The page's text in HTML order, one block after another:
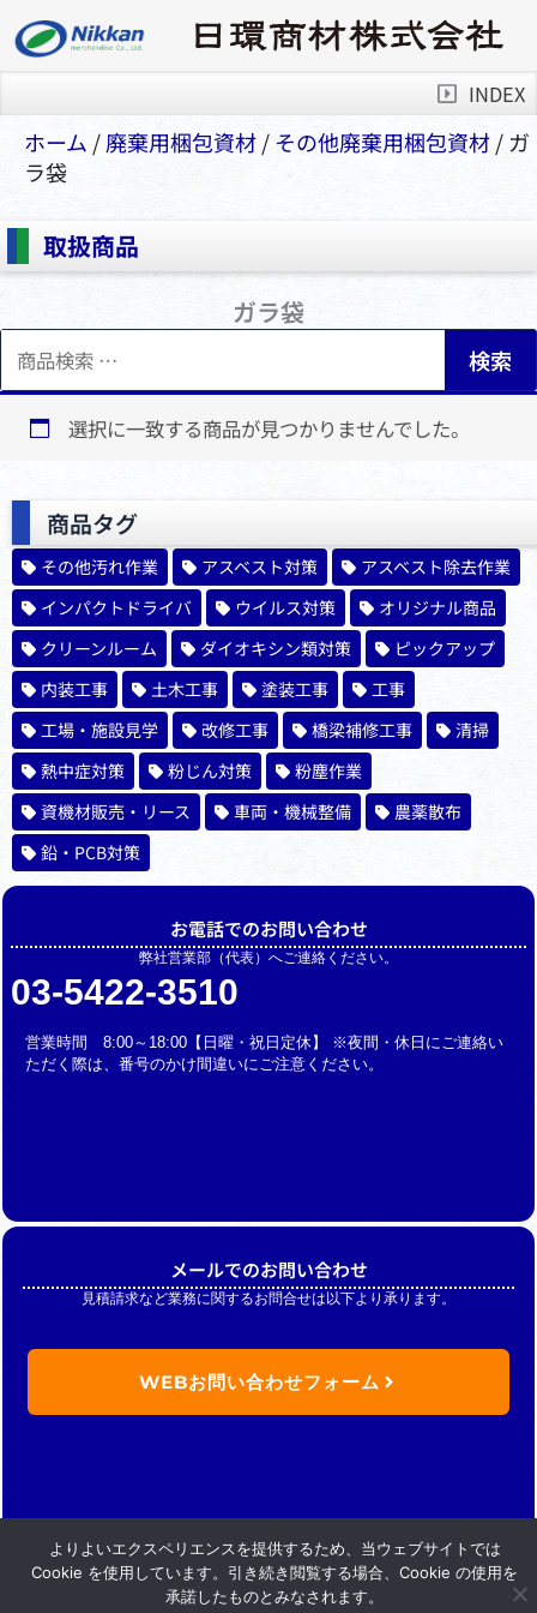
INDEX
ホーム /廃棄用梱包資材/その他廃棄⽤梱包資材/ ガ
ラ袋
取扱商品
ガラ袋
検
索
対
検索
選択に一致する商品が見つかりませんでした。
商品タグ
その他汚れ作業 アスベスト対策
アスベスト除去作業
インパクトドライバ
ウイルス対策
オリジナル商品
クリーンルーム
ダイオキシン類対策
ピックアップ
内装工事
土木工事 塗装工事
工事
工場・施設見学
改修工事 橋梁補修工事
清掃
熱中症対策
粉じん対策
粉塵作業
資機材販売・リース
車両・機械整備
農薬散布
鉛・PCB対策
お電話でのお問い合わせ
弊社営業部（代表）へご連絡ください。
03-5422-3510
営業時間 8:00～18:00【日曜・祝日定休】 ※夜間・休日にご連絡い
ただく際は、番号のかけ間違いにご注意ください。
メールでのお問い合わせ
見積請求など業務に関するお問合せは以下より承ります。
WEBお問い合わせフォーム
Copyright (C) Nikkan merchandise .inc. All Rights Reserved.
よりよいエクスペリエンスを提供するため、当ウェブサイトでは
Cookie を使用しています。引き続き閲覧する場合、Cookie の使用を
承諾したものとみなされます。